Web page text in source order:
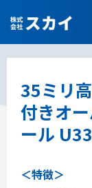
を
ス
プ
35ミリ
付きオ
ール U33
＜特徴＞